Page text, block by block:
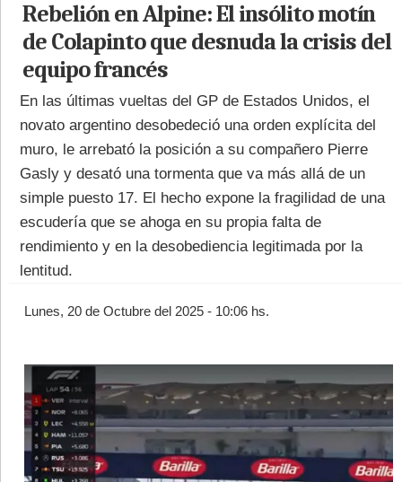
©2007/2026
Rebelión en Alpine: El insólito motín
de Colapinto que desnuda la crisis del
equipo francés
En las últimas vueltas del GP de Estados Unidos, el
novato argentino desobedeció una orden explícita del
muro, le arrebató la posición a su compañero Pierre
Gasly y desató una tormenta que va más allá de un
simple puesto 17. El hecho expone la fragilidad de una
escudería que se ahoga en su propia falta de
rendimiento y en la desobediencia legitimada por la
lentitud.
Lunes, 20 de Octubre del 2025 - 10:06 hs.